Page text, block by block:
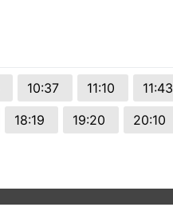
10:37 11:10 11:43
18:19 19:20 20:10